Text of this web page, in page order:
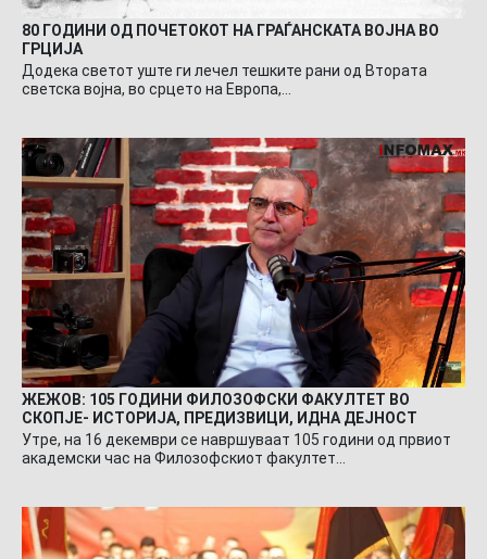
80 ГОДИНИ ОД ПОЧЕТОКОТ НА ГРАЃАНСКАТА ВОЈНА ВО
ГРЦИЈА
Додека светот уште ги лечел тешките рани од Втората
светска војна, во срцето на Европа,…
ЖЕЖОВ: 105 ГОДИНИ ФИЛОЗОФСКИ ФАКУЛТЕТ ВО
СКОПЈЕ- ИСТОРИЈА, ПРЕДИЗВИЦИ, ИДНА ДЕЈНОСТ
Утре, на 16 декември се навршуваат 105 години од првиот
академски час на Филозофскиот факултет…